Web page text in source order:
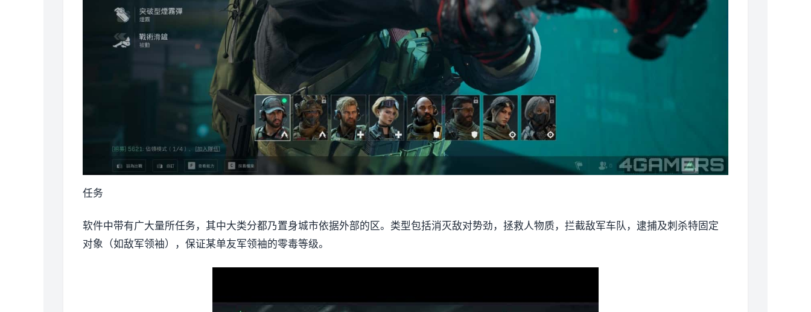
任务
软件中带有广大量所任务，其中大类分都乃置身城市依据外部的区。类型包括消灭敌对势劲，拯救人物质，拦截敌军车队，逮捕及刺杀特固定
对象（如敌军领袖），保证某单友军领袖的零毒等级。